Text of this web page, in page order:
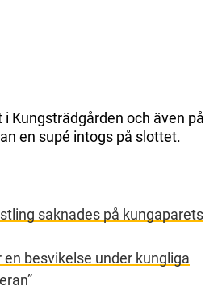
Kungsträdgården och även på
en supé intogs på slottet.
saknades på kungaparets
en besvikelse under kungliga